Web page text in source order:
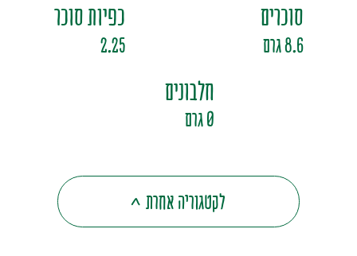
סוכרים
8.6 גרם
כפיות סוכר
2.25
חלבונים
0 גרם
לקטגוריה אחרת>